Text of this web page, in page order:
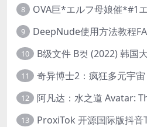
8
9 DeepNude使用方法教程
10
11
12
13